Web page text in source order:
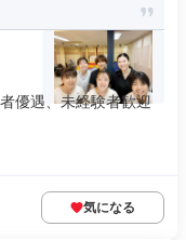
優遇、未経験者歓迎
気になる